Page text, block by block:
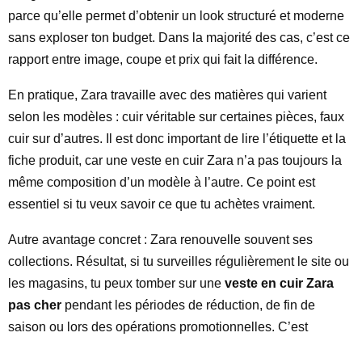
parce qu’elle permet d’obtenir un look structuré et moderne
sans exploser ton budget. Dans la majorité des cas, c’est ce
rapport entre image, coupe et prix qui fait la différence.
En pratique, Zara travaille avec des matières qui varient
selon les modèles : cuir véritable sur certaines pièces, faux
cuir sur d’autres. Il est donc important de lire l’étiquette et la
fiche produit, car une veste en cuir Zara n’a pas toujours la
même composition d’un modèle à l’autre. Ce point est
essentiel si tu veux savoir ce que tu achètes vraiment.
Autre avantage concret : Zara renouvelle souvent ses
collections. Résultat, si tu surveilles régulièrement le site ou
les magasins, tu peux tomber sur une veste en cuir Zara
pas cher pendant les périodes de réduction, de fin de
saison ou lors des opérations promotionnelles. C’est